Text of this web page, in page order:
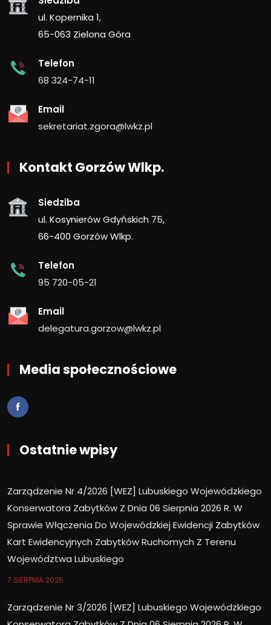
ul. Kopernika 1,
65-063 Zielona Góra
Telefon
68 324-74-11
Email
sekretariat.zgora@lwkz.pl
Kontakt Gorzów Wlkp.
Siedziba
ul. Kosynierów Gdyńskich 75,
66-400 Gorzów Wlkp.
Telefon
95 720-05-21
Email
delegatura.gorzow@lwkz.pl
Media społecznościowe
Ostatnie wpisy
Zarządzenie Nr 4/2026 [WEZ] Lubuskiego Wojewódzkiego
Konserwatora Zabytków Z Dnia 06 Sierpnia 2026 R. W
Sprawie Włączenia Do Wojewódzkiej Ewidencji Zabytków
Kart Ewidencyjnych Zabytków Ruchomych Z Terenu
Województwa Lubuskiego
7 SIERPNIA 2026
Zarządzenie Nr 3/2026 [WEZ] Lubuskiego Wojewódzkiego